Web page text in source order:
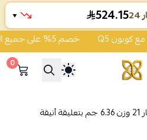
خصم 5% على جميع المجوهرات مع كوبون Q5
شركة قمة زاوية الشفاء
0
524.15
▼